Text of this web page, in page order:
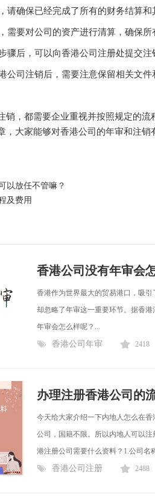
请确保已经完成了所有的财务结算
需要对公司的资产进行清算，确保
骤后，可以向香港公司注册处提交
公司注销后，需要注意保留相关文
销，都需要企业重视并按照规定的
，大家能够对香港公司的年审和注
以放任不管嘛？
及费用
香港公司没有年审会
香港作为世界最大的贸易港口，吸
却忽略了年审这一重要环节。据香
年审会怎么样呢？...
香港公司年审 2418
办理注册香港公司的
今天给大家介绍一下内地人怎么在
公司，国籍不限。所以内地人可以
港注册公司需要什么资料？1.公司名
香港公司注册 2488